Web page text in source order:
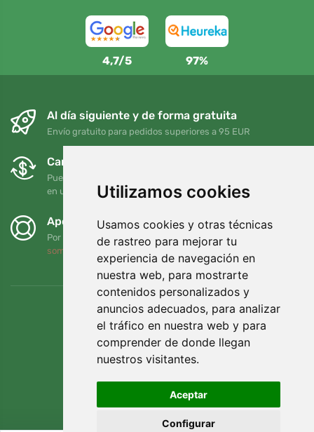
Utilizamos cookies
Usamos cookies y otras técnicas
de rastreo para mejorar tu
experiencia de navegación en
nuestra web, para mostrarte
contenidos personalizados y
anuncios adecuados, para analizar
el tráfico en nuestra web y para
comprender de donde llegan
nuestros visitantes.
Aceptar
Configurar
4,7/5 97%
Al día siguiente y de forma gratuita
Envío gratuito para pedidos superiores a 95 EUR
Cambios y devoluciones gratuitos
Puede devolver o cambiar su pedido en cualquier momento
en un plazo de 90 días
Apoyamos a Trees.org
Por cada pedido plantamos un árbol. Leer más
somos